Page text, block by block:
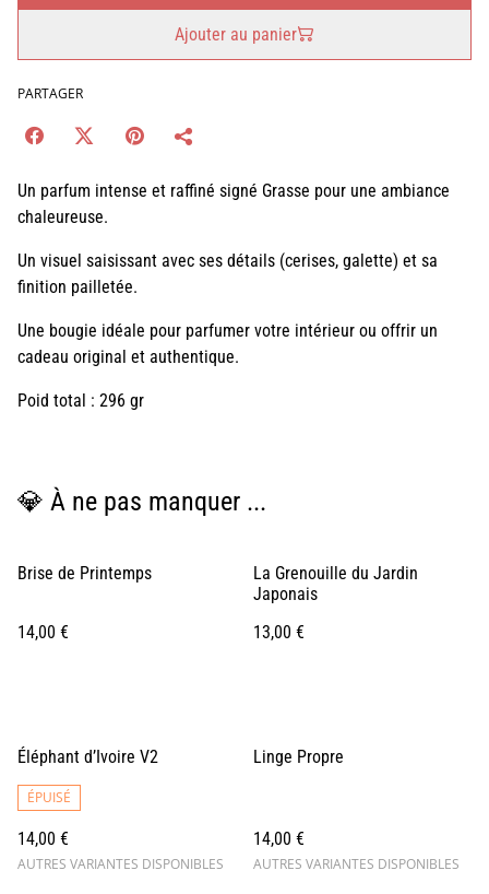
Ajouter au panier
PARTAGER
Un parfum intense et raffiné signé Grasse pour une ambiance
chaleureuse.
Un visuel saisissant avec ses détails (cerises, galette) et sa
finition pailletée.
Une bougie idéale pour parfumer votre intérieur ou offrir un
cadeau original et authentique.
Poid total : 296 gr
💎 À ne pas manquer ...
Brise de Printemps
14,00 €
La Grenouille du Jardin
Japonais
13,00 €
Éléphant d’Ivoire V2
ÉPUISÉ
14,00 €
AUTRES VARIANTES DISPONIBLES
Linge Propre
14,00 €
AUTRES VARIANTES DISPONIBLES